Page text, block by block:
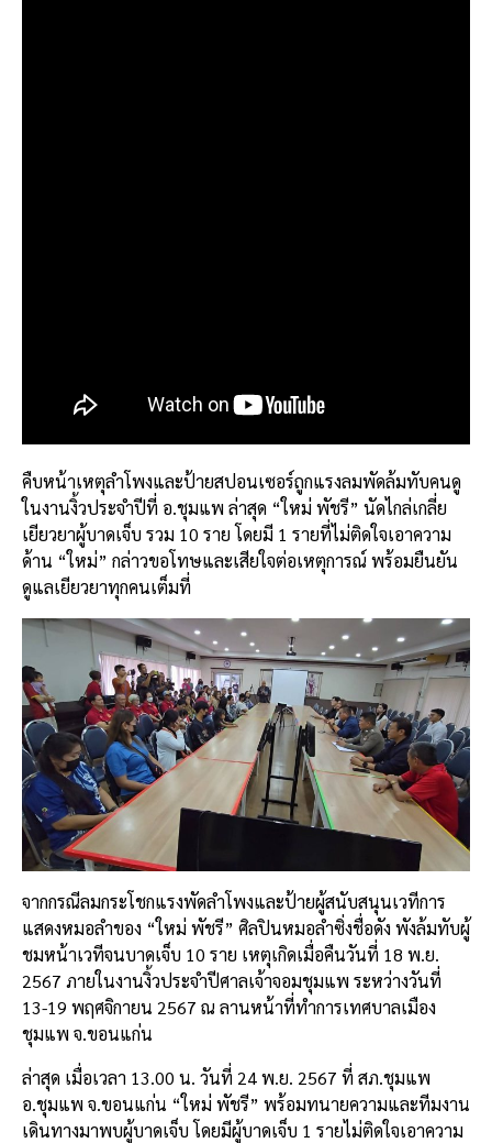
คืบหน้าเหตุลำโพงและป้ายสปอนเซอร์ถูกแรงลมพัดล้มทับคนดู
ในงานงิ้วประจำปีที่ อ.ชุมแพ ล่าสุด “ใหม่ พัชรี” นัดไกล่เกลี่ย
เยียวยาผู้บาดเจ็บ รวม 10 ราย โดยมี 1 รายที่ไม่ติดใจเอาความ
ด้าน “ใหม่” กล่าวขอโทษและเสียใจต่อเหตุการณ์ พร้อมยืนยัน
ดูแลเยียวยาทุกคนเต็มที่
จากกรณีลมกระโชกแรงพัดลำโพงและป้ายผู้สนับสนุนเวทีการ
แสดงหมอลำของ “ใหม่ พัชรี” ศิลปินหมอลำซิ่งชื่อดัง พังล้มทับผู้
ชมหน้าเวทีจนบาดเจ็บ 10 ราย เหตุเกิดเมื่อคืนวันที่ 18 พ.ย.
2567 ภายในงานงิ้วประจำปีศาลเจ้าจอมชุมแพ ระหว่างวันที่
13-19 พฤศจิกายน 2567 ณ ลานหน้าที่ทำการเทศบาลเมือง
ชุมแพ จ.ขอนแก่น
ล่าสุด เมื่อเวลา 13.00 น. วันที่ 24 พ.ย. 2567 ที่ สภ.ชุมแพ
อ.ชุมแพ จ.ขอนแก่น “ใหม่ พัชรี” พร้อมทนายความและทีมงาน
เดินทางมาพบผู้บาดเจ็บ โดยมีผู้บาดเจ็บ 1 รายไม่ติดใจเอาความ